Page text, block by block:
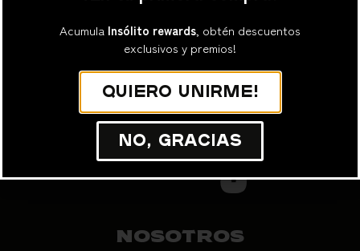
Suscribirme
NOSOTROS
Acumula Insólito rewards, obtén descuentos
exclusivos y premios!
Quiero unirme!
No, gracias